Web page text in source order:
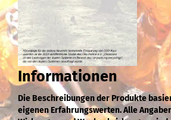
Informationen
Die Beschreibungen der Produkte
eigenen Erfahrungswerten. Alle